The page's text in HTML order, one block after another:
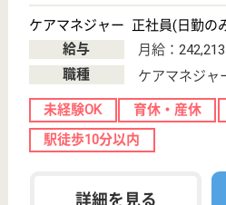
サービススタッフ 正社員
給与
月給：252,000円〜280,000円
職種
介護職
未経験OK 育休・産休
駅徒歩10分以内
詳細を見る WEB問合せ
ケアマネジャー